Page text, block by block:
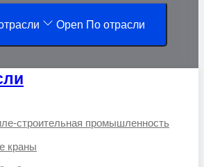
Open По отрасли
строительная промышленность
краны